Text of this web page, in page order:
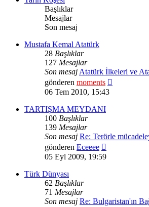
Başlıklar
Mesajlar
Son mesaj
Mustafa Kemal Atatürk
28 Başlıklar
127 Mesajlar
Son mesajAtatürk İlkeleri ve
gönderen moments
06 Tem 2010, 15:43
TARTIŞMA MEYDANI
100 Başlıklar
139 Mesajlar
Son mesaj Re: Terörle
gönderen Eceeee
mesajı
05 Eyl 2009, 19:59
Türk Dünyası
62 Başlıklar
71 Mesajlar
Son mesaj Re: Bulgaristan'ın